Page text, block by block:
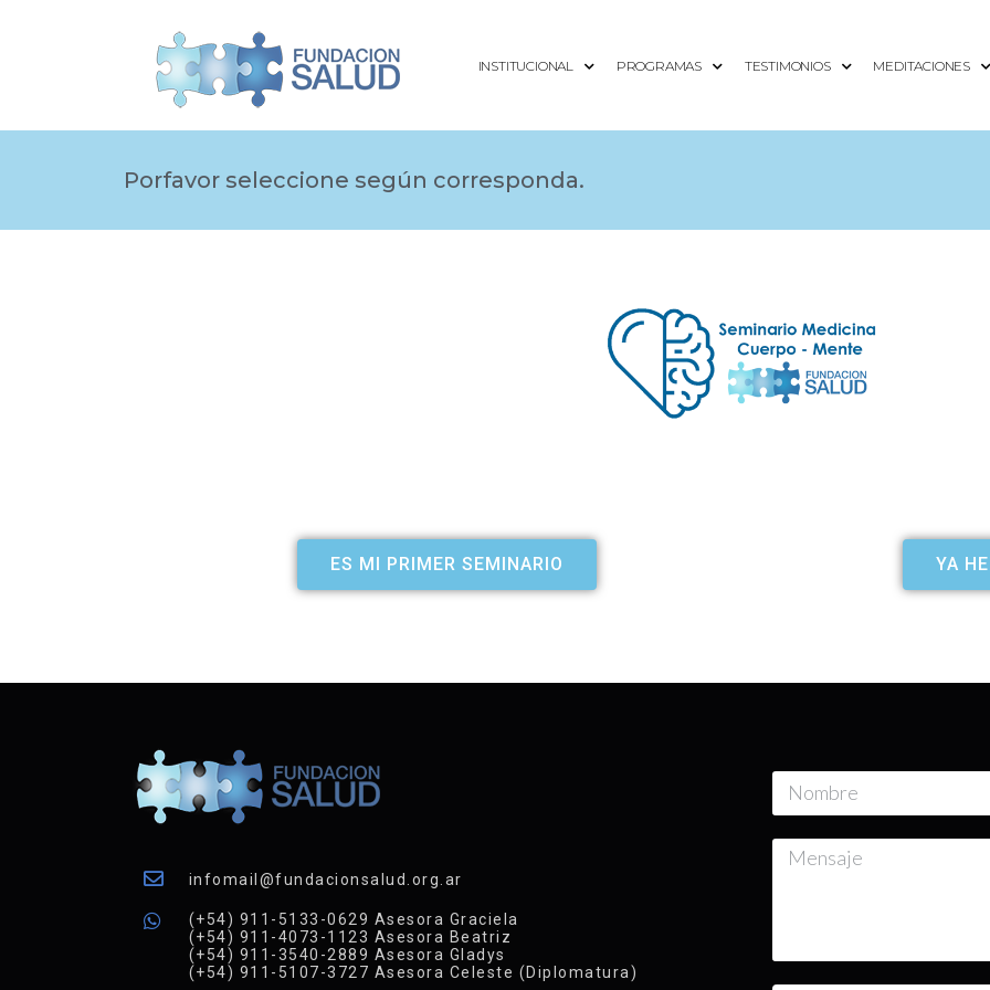
INSTITUCIONAL PROGRAMAS TESTIMONIOS MEDITACIONES
Porfavor seleccione según corresponda.
ES MI PRIMER SEMINARIO YA
infomail@fundacionsalud.org.ar
(+54) 911-5133-0629 Asesora Graciela
(+54) 911-4073-1123 Asesora Beatriz
(+54) 911-3540-2889 Asesora Gladys
(+54) 911-5107-3727 Asesora Celeste (Diplomatura)